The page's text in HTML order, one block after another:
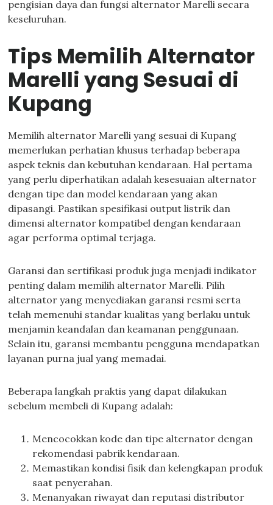
pengisian daya dan fungsi alternator Marelli secara
keseluruhan.
Tips Memilih Alternator
Marelli yang Sesuai di
Kupang
Memilih alternator Marelli yang sesuai di Kupang
memerlukan perhatian khusus terhadap beberapa
aspek teknis dan kebutuhan kendaraan. Hal pertama
yang perlu diperhatikan adalah kesesuaian alternator
dengan tipe dan model kendaraan yang akan
dipasangi. Pastikan spesifikasi output listrik dan
dimensi alternator kompatibel dengan kendaraan
agar performa optimal terjaga.
Garansi dan sertifikasi produk juga menjadi indikator
penting dalam memilih alternator Marelli. Pilih
alternator yang menyediakan garansi resmi serta
telah memenuhi standar kualitas yang berlaku untuk
menjamin keandalan dan keamanan penggunaan.
Selain itu, garansi membantu pengguna mendapatkan
layanan purna jual yang memadai.
Beberapa langkah praktis yang dapat dilakukan
sebelum membeli di Kupang adalah:
Mencocokkan kode dan tipe alternator dengan
rekomendasi pabrik kendaraan.
Memastikan kondisi fisik dan kelengkapan produk
saat penyerahan.
Menanyakan riwayat dan reputasi distributor